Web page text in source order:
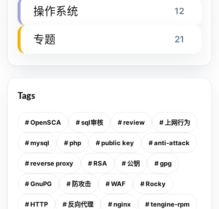
操作系统 12
专题 21
Tags
# OpenSCA # sql审核 # review # 上网行为
# mysql # php # public key # anti-attack
# reverse proxy # RSA # 公钥 # gpg
# GnuPG # 防攻击 # WAF # Rocky
# HTTP # 反向代理 # nginx # tengine-rpm